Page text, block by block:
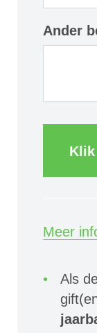
Ander
Meer
Als